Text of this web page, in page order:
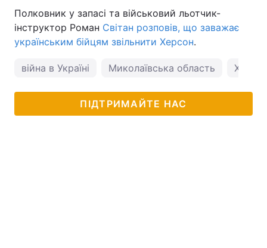
Полковник у запасі та військовий льотчик-
інструктор Роман Світан розповів, що заважає
українським бійцям звільнити Херсон.
війна в Україні Миколаївська область
ПІДТРИМАЙТЕ НАС